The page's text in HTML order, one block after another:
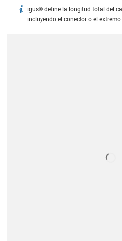
igus-icon-info
igus® define la longitud total del
incluyendo el conector o el extremo